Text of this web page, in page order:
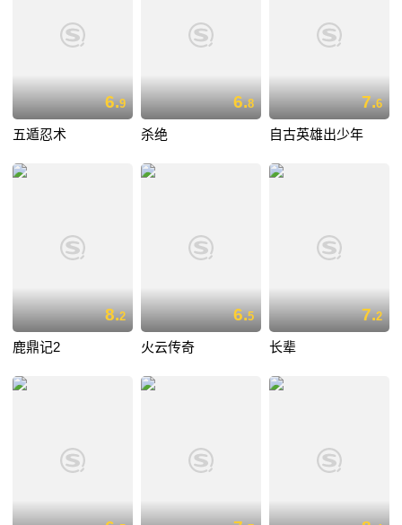
6.9
五遁忍术
6.8
杀绝
7.6
自古英雄出少年
8.2
鹿鼎记2
6.5
火云传奇
7.2
长辈